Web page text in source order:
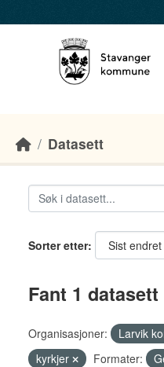
Datasett
Sorter etter
Fant 1 datasett
Organisasjoner: Larvik
kyrkjer
Formater: